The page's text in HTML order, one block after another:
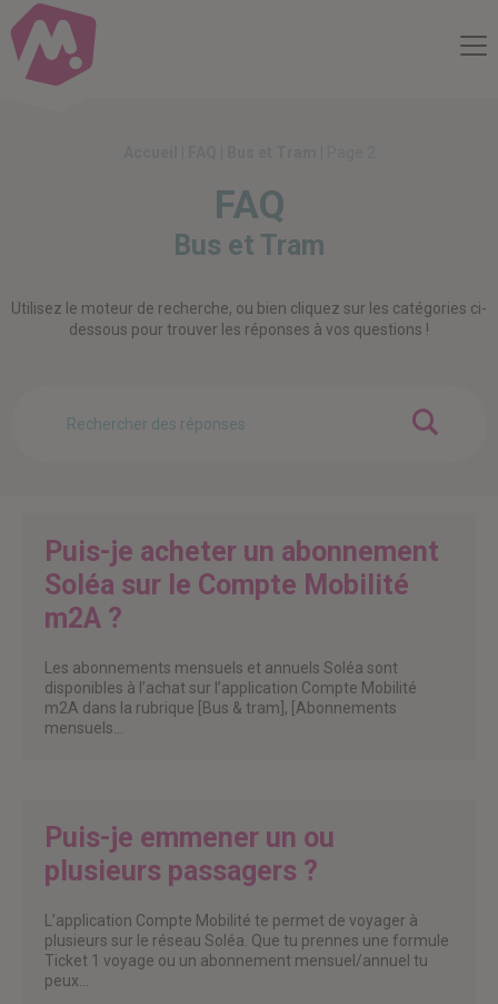
Compte Mobilité
FAQ
Bus et Tram
Utilisez le moteur de recherche, ou bien cliquez sur les catégories ci-
dessous pour trouver les réponses à vos questions !
Puis-je acheter un abonnement
Soléa sur le Compte Mobilité
m2A ?
Les abonnements mensuels et annuels Soléa sont
disponibles à l’achat sur l’application Compte Mobilité
m2A dans la rubrique [Bus & tram], [Abonnements
mensuels…
Puis-je emmener un ou
plusieurs passagers ?
L’application Compte Mobilité te permet de voyager à
plusieurs sur le réseau Soléa. Que tu prennes une formule
Ticket 1 voyage ou un abonnement mensuel/annuel tu
peux…